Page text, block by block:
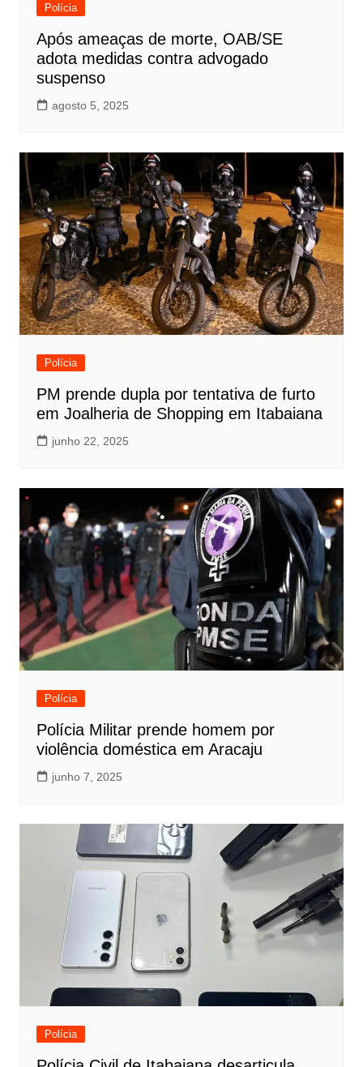
Polícia
Após ameaças de morte, OAB/SE
adota medidas contra advogado
suspenso
agosto 5, 2025
Polícia
PM prende dupla por tentativa de furto
em Joalheria de Shopping em Itabaiana
junho 22, 2025
Polícia
Polícia Militar prende homem por
violência doméstica em Aracaju
junho 7, 2025
Polícia